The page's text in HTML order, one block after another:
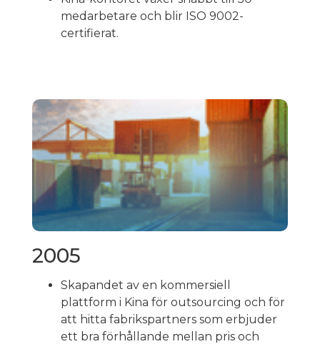
medarbetare och blir ISO 9002-
certifierat.
2005
Skapandet av en kommersiell
plattform i Kina för outsourcing och för
att hitta fabrikspartners som erbjuder
ett bra förhållande mellan pris och